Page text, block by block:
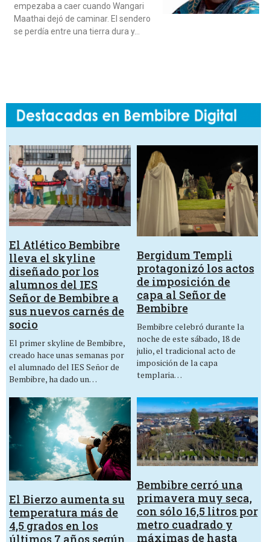
empezaba a caer cuando Wangari
Maathai dejó de caminar. El sendero
se perdía entre una tierra dura y…
El Atlético Bembibre
lleva el skyline
diseñado por los
alumnos del IES
Señor de Bembibre a
sus nuevos carnés de
socio
El primer skyline de Bembibre,
creado hace unas semanas por
el alumnado del IES Señor de
Bembibre, ha dado un…
Bergidum Templi
protagonizó los actos
de imposición de
capa al Señor de
Bembibre
Bembibre celebró durante la
noche de este sábado, 18 de
julio, el tradicional acto de
imposición de la capa
templaria…
El Bierzo aumenta su
temperatura más de
4,5 grados en los
Bembibre cerró una
primavera muy seca,
con sólo 16,5 litros por
metro cuadrado y
máximas de hasta